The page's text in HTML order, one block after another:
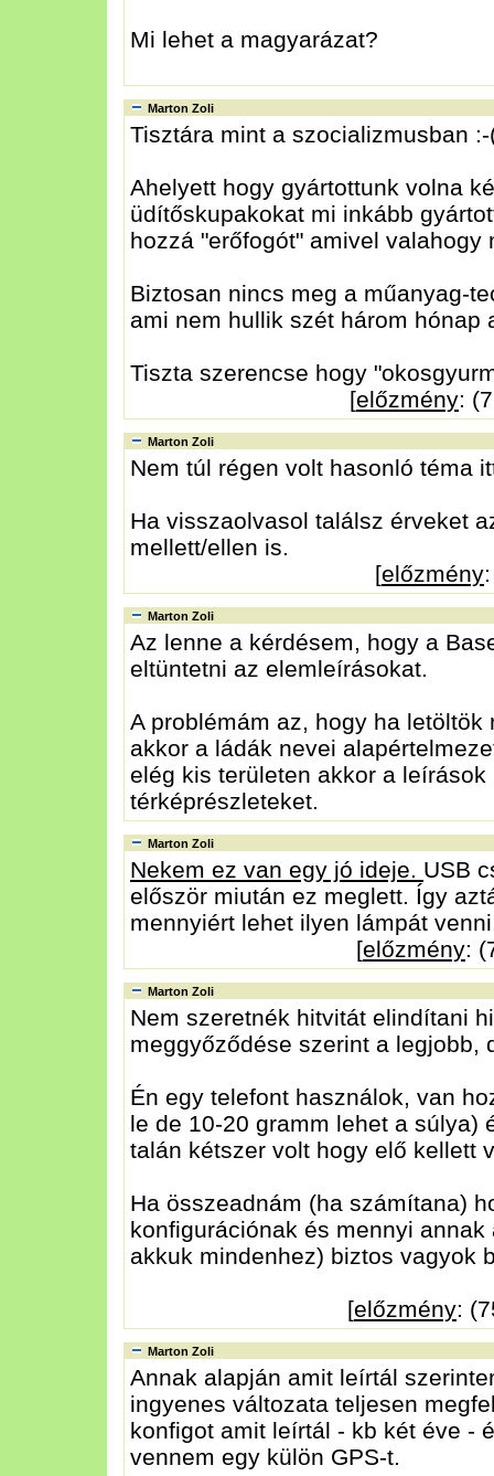
Mi lehet a magyarázat?
Marton Zoli
Tisztára mint a szocializmusban :-
Ahelyett hogy gyártottunk volna
üdítőskupakokat mi inkább
hozzá "erőfogót" amivel
Biztosan nincs meg a műanyag-
ami nem hullik szét három hónap
Tiszta szerencse hogy
[előzmény:
Marton Zoli
Nem túl régen volt hasonló téma
Ha visszaolvasol találsz érveket
mellett/ellen is.
[előzmény
Marton Zoli
Az lenne a kérdésem, hogy a
eltüntetni az elemleírásokat.
A problémám az, hogy ha
akkor a ládák nevei
elég kis területen akkor a
térképrészleteket.
Marton Zoli
Nekem ez van egy jó ideje. USB
először miután ez meglett. Így
mennyiért lehet ilyen lámpát
[előzmény:
Marton Zoli
Nem szeretnék hitvitát elindítani
meggyőződése szerint a legjobb,
Én egy telefont használok, van
le de 10-20 gramm lehet a súlya)
talán kétszer volt hogy elő kellett
Ha összeadnám (ha számítana)
konfigurációnak és mennyi
akkuk mindenhez) biztos vagyok
[előzmény:
Marton Zoli
Annak alapján amit leírtál
ingyenes változata teljesen
konfigot amit leírtál - kb két éve -
vennem egy külön GPS-t.